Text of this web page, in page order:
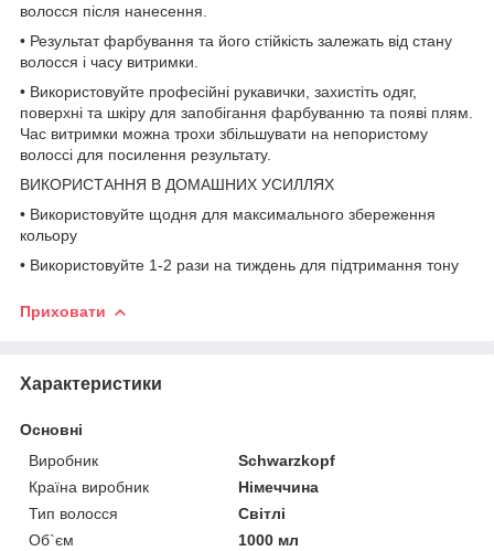
волосся після нанесення.
• Результат фарбування та його стійкість залежать від стану
волосся і часу витримки.
• Використовуйте професійні рукавички, захистіть одяг,
поверхні та шкіру для запобігання фарбуванню та появі плям.
Час витримки можна трохи збільшувати на непористому
волоссі для посилення результату.
ВИКОРИСТАННЯ В ДОМАШНИХ УСИЛЛЯХ
• Використовуйте щодня для максимального збереження
кольору
• Використовуйте 1-2 рази на тиждень для підтримання тону
Приховати
Характеристики
Основні
Виробник
Schwarzkopf
Країна виробник
Німеччина
Тип волосся
Світлі
Об`єм
1000 мл